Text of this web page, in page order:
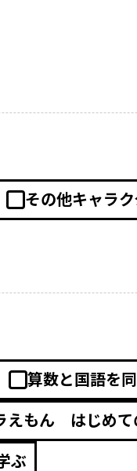
その他キャラ
算数と国語を
えもん はじめて
ぶ